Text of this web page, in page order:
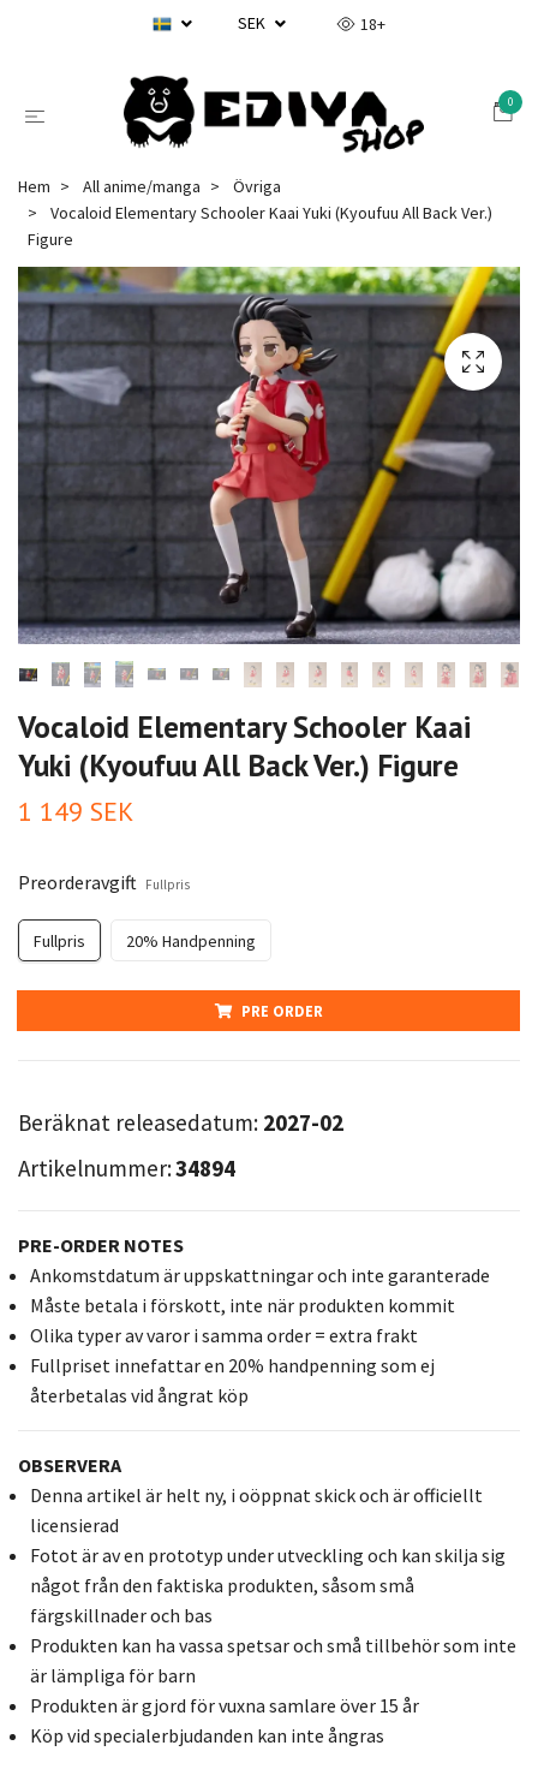
SEK 18+
0
Hem All anime/manga
Övriga
Vocaloid Elementary Schooler Kaai Yuki (Kyoufuu All Back Ver.)
Figure
Vocaloid Elementary Schooler Kaai
Yuki (Kyoufuu All Back Ver.) Figure
1 149 SEK
Preorderavgift Fullpris
Fullpris 20% Handpenning
PRE ORDER
Beräknat releasedatum: 2027-02
Artikelnummer:34894
PRE-ORDER NOTES
Ankomstdatum är uppskattningar och inte garanterade
Måste betala i förskott, inte när produkten kommit
Olika typer av varor i samma order = extra frakt
Fullpriset innefattar en 20% handpenning som ej
återbetalas vid ångrat köp
OBSERVERA
Denna artikel är helt ny, i oöppnat skick och är officiellt
licensierad
Fotot är av en prototyp under utveckling och kan skilja sig
något från den faktiska produkten, såsom små
färgskillnader och bas
Produkten kan ha vassa spetsar och små tillbehör som inte
är lämpliga för barn
Produkten är gjord för vuxna samlare över 15 år
Köp vid specialerbjudanden kan inte ångras